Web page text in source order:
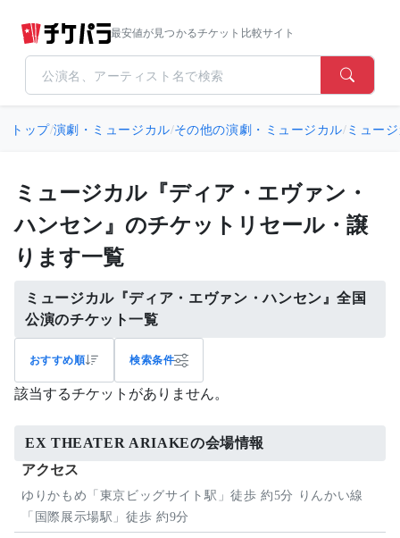
最安値が見つかるチケット比較サイト
トップ/演劇・ミュージカル/その他の演劇・ミュージカル/ ミュー
ミュージカル『ディア・エヴァン・
ハンセン』のチケットリセール・譲
ります一覧
ミュージカル『ディア・エヴァン・ハンセン』全国
公演のチケット一覧
おすすめ順 検索条件
該当するチケットがありません。
EX THEATER ARIAKEの会場情報
アクセス
ゆりかもめ「東京ビッグサイト駅」徒歩 約5分 りんかい線
「国際展示場駅」徒歩 約9分